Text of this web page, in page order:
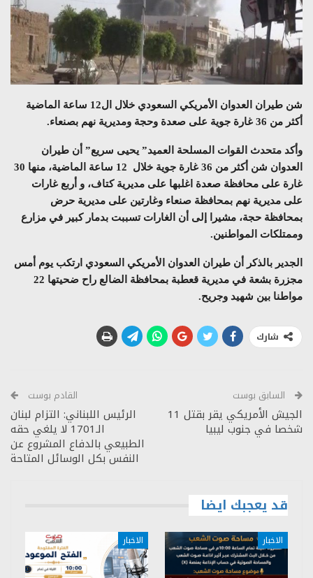
شن طيران العدوان الأمريكي السعودي خلال ال12 ساعة الماضية
أكثر من 36 غارة جوية على صعدة وحجة ومديرية نهم بصنعاء.
وأكد متحدث القوات المسلحة العميد” يحيى سريع” أن طيران
العدوان شن أكثر من 36 غارة جوية خلال 12 ساعة الماضية، منها 30
غارة على محافظة صعدة اغلبها على مديرية كتاف، و أربع غارات
على مديرية نهم بمحافظة صنعاء وغارتين على مديرية حرض
بمحافظة حجة، مشيرا إلى أن الغارات تسببت بدمار كبير في مزارع
وممتلكات المواطنين.
الجدير بالذكر أن طيران العدوان الأمريكي السعودي ارتكب يوم أمس
مجزرة بشعة في مديرية قعطبة بمحافظة الضالع راح ضحيتها 22
مواطنا بين شهيد وجريح.
شارك
السابق بوست
الجيش الأمريكي يقر بقتل 11
شخصا في جنوب ليبيا
القادم بوست
الرئيس اللبناني: التزام لبنان
الـ1701 لا يلغي حقه
الطبيعي بالدفاع المشروع عن
النفس بكل الوسائل المتاحة
قد يعجبك ايضا
الاخبار الاخبار